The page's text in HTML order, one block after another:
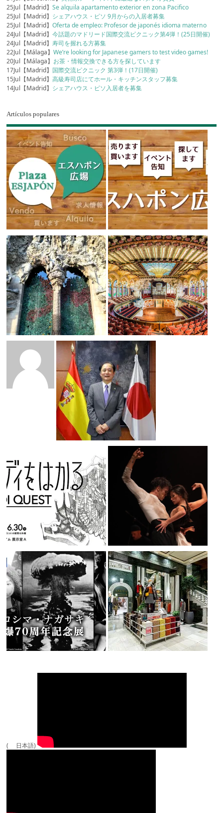
25Jul【Madrid】Se alquila apartamento exterior en zona Pacifico
25Jul【Madrid】 シェアハウス・ピソ 9月からの入居者募集
25Jul【Madrid】Oferta de empleo: Profesor de japonés idioma materno
24Jul【Madrid】今話題のマドリード国際交流ピクニック第4弾！(25日開催)
24Jul【Madrid】寿司を握れる方募集
22Jul【Málaga】We’re looking for Japanese gamers to test video games!
20Jul【Málaga】 お茶・情報交換できる方を探しています
17Jul【Madrid】 国際交流ピクニック 第3弾！(17日開催)
15Jul【Madrid】高級寿司店にてホール・キッチンスタッフ募集
14Jul【Madrid】 シェアハウス・ピソ入居者を募集
Artículos populares
( 日本語)